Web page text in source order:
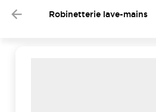
Robinetterie lave-mains